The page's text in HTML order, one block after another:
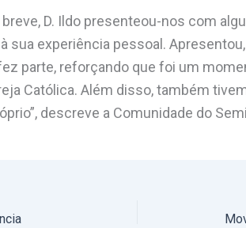
D. Ildo presenteou-nos com
sua experiência pessoal.
parte, reforçando que foi um
Católica. Além disso, também
descreve a Comunidade do